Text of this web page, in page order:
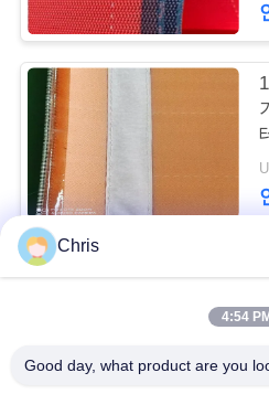
인
용
문
을
요
구
세
비 부직물
Chris
4:54 PM
Good day, what product are you